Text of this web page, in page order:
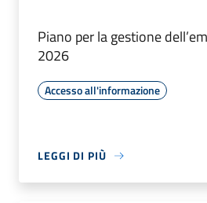
Piano per la gestione
2026
Accesso all'informazione
LEGGI DI PIÙ